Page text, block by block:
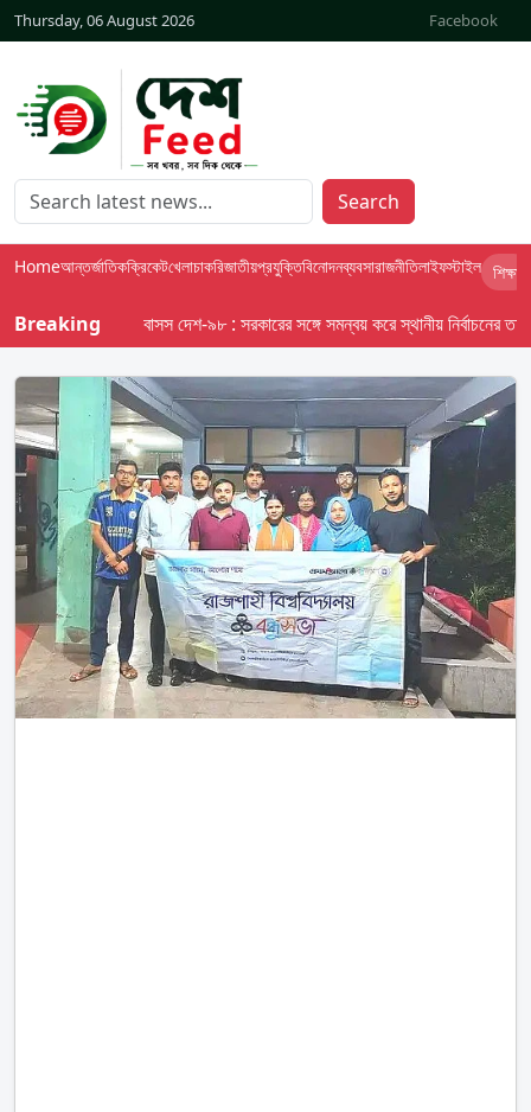
Thursday, 06 August 2026 Facebook
Search
Homeআন্তর্জাতিকক্রিকেটখেলাচাকরিজাতীয়প্রযুক্তিবিনোদনব্যবসারাজনীতিলাইফস্টাইল শিক্ষা
Breaking বাসস দেশ-৯৮ : সরকারের সঙ্গে সমন্বয় করে স্থানীয় নির্বাচনের